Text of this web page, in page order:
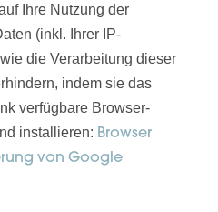
Ihre Nutzung der
(inkl. Ihrer IP-
die Verarbeitung dieser
indem sie das
verfügbare Browser-
installieren: Browser
von Google